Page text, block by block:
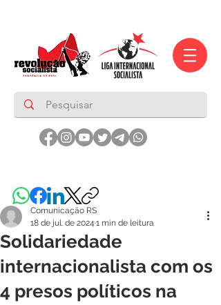
Solidariedade
internacionalista com os
4 presos políticos na
Comunicação RS
18 de jul. de 2024 1 min de leitura